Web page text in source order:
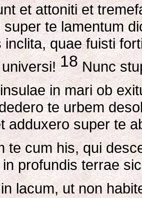
et attoniti et
te lamentum
inclita, quae fuisti
universi!18Nunc
in mari ob
te urbem
adduxero super te
te cum his, qui
profundis terrae
lacum, ut non